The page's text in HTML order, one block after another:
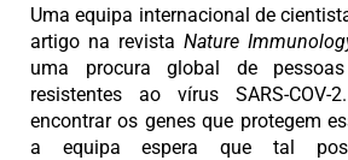
Uma equipa internacional de
artigo na revista Nature
uma procura global de pessoas
resistentes ao vírus SARS-
encontrar os genes que protegem
a equipa espera que tal